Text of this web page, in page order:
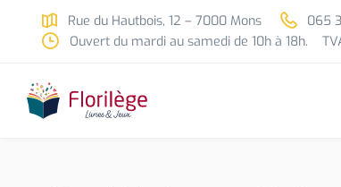
Skip to main content
Rue du Hautbois, 12 – 7000 Mons 065
Ouvert du mardi au samedi de 10h à 18h.